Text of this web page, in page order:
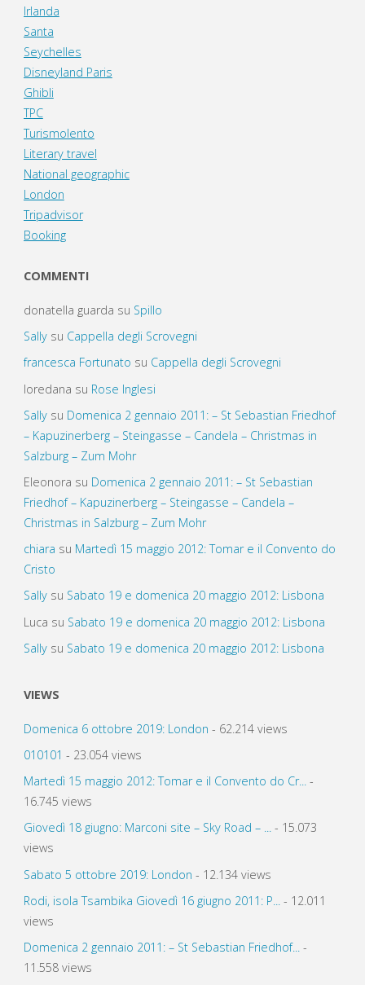
Irlanda
Santa
Seychelles
Disneyland Paris
Ghibli
TPC
Turismolento
Literary travel
National geographic
London
Tripadvisor
Booking
COMMENTI
donatella guarda su Spillo
Sallysu Cappella degli Scrovegni
francesca Fortunato su Cappella degli Scrovegni
loredana su Rose Inglesi
Sallysu Domenica 2 gennaio 2011: – St Sebastian Friedhof
– Kapuzinerberg – Steingasse – Candela – Christmas in
Salzburg – Zum Mohr
Eleonora su Domenica 2 gennaio 2011: – St Sebastian
Friedhof – Kapuzinerberg – Steingasse – Candela –
Christmas in Salzburg – Zum Mohr
chiara su Martedì 15 maggio 2012: Tomar e il Convento do
Cristo
Sallysu Sabato 19 e domenica 20 maggio 2012: Lisbona
Luca su Sabato 19 e domenica 20 maggio 2012: Lisbona
Sallysu Sabato 19 e domenica 20 maggio 2012: Lisbona
VIEWS
Domenica 6 ottobre 2019: London - 62.214 views
010101 - 23.054 views
Martedì 15 maggio 2012: Tomar e il Convento do Cr...-
16.745 views
Giovedì 18 giugno: Marconi site – Sky Road – ...- 15.073
views
Sabato 5 ottobre 2019: London - 12.134 views
Rodi, isola Tsambika Giovedì 16 giugno 2011: P...- 12.011
views
Domenica 2 gennaio 2011: – St Sebastian Friedhof...-
11.558 views